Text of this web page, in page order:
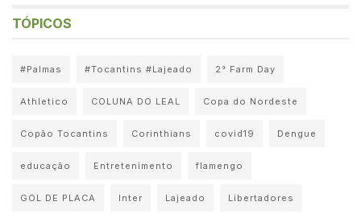
TÓPICOS
#Palmas #Tocantins #Lajeado 2° Farm Day
Athletico COLUNA DO LEAL Copa do Nordeste
Copão Tocantins Corinthians covid19 Dengue
educação Entretenimento flamengo
GOL DE PLACA Inter Lajeado Libertadores